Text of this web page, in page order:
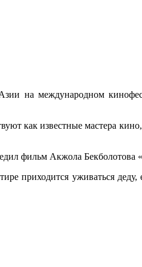
на международном
как известные мастера
фильм Акжола Бекболотова
приходится уживаться